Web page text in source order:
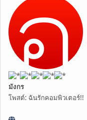
มังกร
โพสต์: ฉันรักคอมพิวเตอร์!!